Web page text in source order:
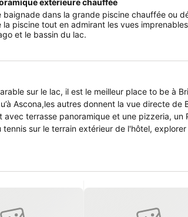
extérieure chauffée
baignade dans la grande piscine chauffée ou
la piscine tout en admirant les vues
et le bassin du lac.
sur le lac, il est le meilleur place to be à
Ascona,les autres donnent la vue directe de
terrasse panoramique et une pizzeria, un
sur le terrain extérieur de l'hôtel,